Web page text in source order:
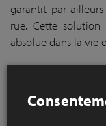
garantit par
rue. Cette solution
absolue dans la vie